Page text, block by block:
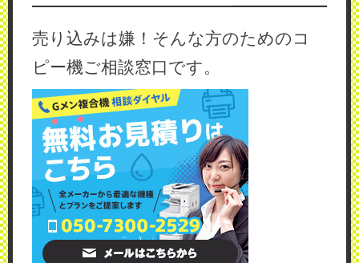
売り込みは嫌！そんな方のためのコ
ピー機ご相談窓口です。